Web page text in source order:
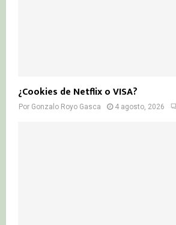
¿Cookies de Netflix o VISA?
Por Gonzalo Royo Gasca 4 agosto, 2026